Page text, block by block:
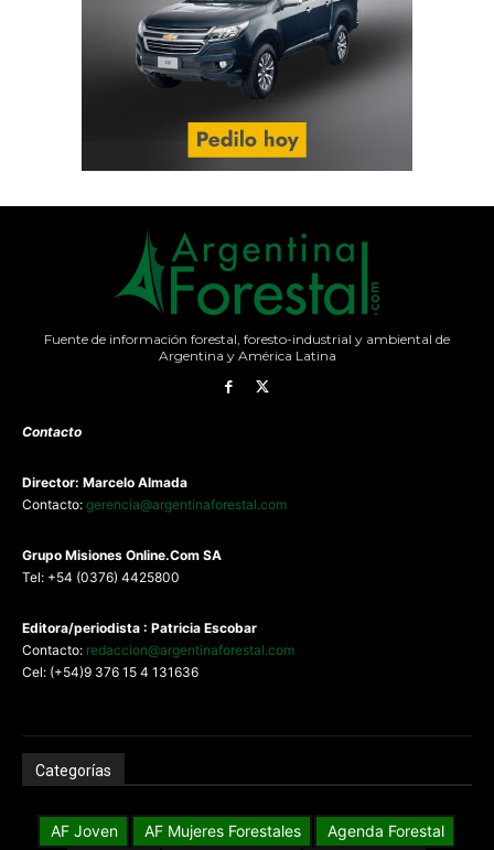
Fuente de información forestal, foresto-industrial y ambiental de
Argentina y América Latina
Contacto
Director: Marcelo Almada
Contacto: gerencia@argentinaforestal.com
Grupo Misiones Online.Com SA
Tel: +54 (0376) 4425800
Editora/periodista : Patricia Escobar
Contacto: redaccion@argentinaforestal.com
Cel: (+54)9 376 15 4 131636
Categorías
AF Joven AF Mujeres Forestales
Agenda Forestal